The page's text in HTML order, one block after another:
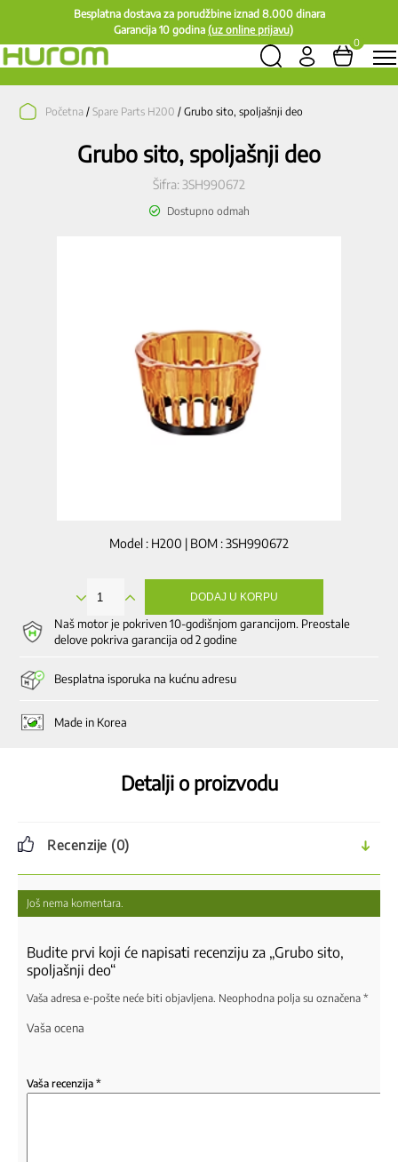
Besplatna dostava za porudžbine iznad 8.000 dinara
Garancija 10 godina (uz online prijavu)
0
Početna /Spare Parts H200 / Grubo sito, spoljašnji deo
Grubo sito, spoljašnji deo
Šifra: 3SH990672
Model : H200 | BOM : 3SH990672
Grubo
sito,
spoljašnji
količina
DODAJ U KORPU
Naš motor je pokriven 10-godišnjom garancijom. Preostale
delove pokriva garancija od 2 godine
Besplatna isporuka na kućnu adresu
Made in Korea
Detalji o proizvodu
Recenzije (0)
Još nema komentara.
Budite prvi koji će napisati recenziju za „Grubo sito,
spoljašnji deo“
Vaša adresa e-pošte neće biti objavljena. Neophodna polja su označena *
Vaša ocena
Vaša recenzija *